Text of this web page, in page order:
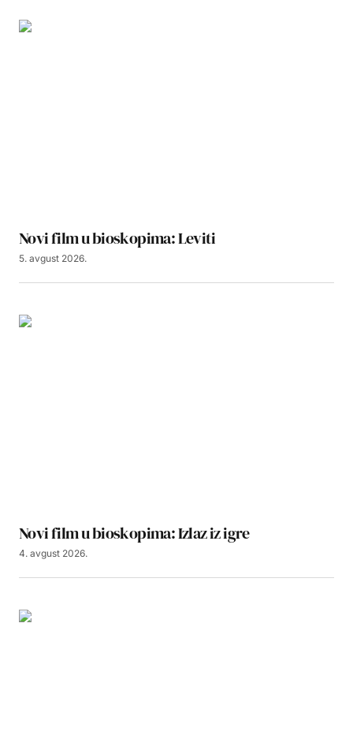
Novi film u bioskopima: Leviti
5. avgust 2026.
Novi film u bioskopima: Izlaz iz igre
4. avgust 2026.